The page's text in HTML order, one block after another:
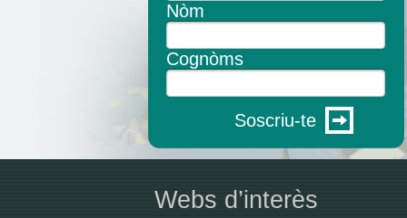
Nòm
Cognòms
Soscriu-te
Webs d’interès